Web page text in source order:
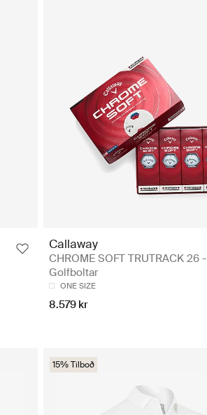
Callaway
CHROME SOFT TRUTRACK 26 -
Golfboltar
ONE SIZE
8.579 kr
15% Tilboð